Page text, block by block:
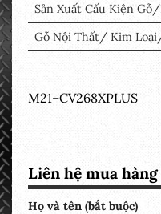
Sản Xuất Cấu Kiện
Gỗ Nội Thất/ Kim
M21–CV268XPLUS
Liên hệ mua hàng
Họ và tên (bắt buộc)